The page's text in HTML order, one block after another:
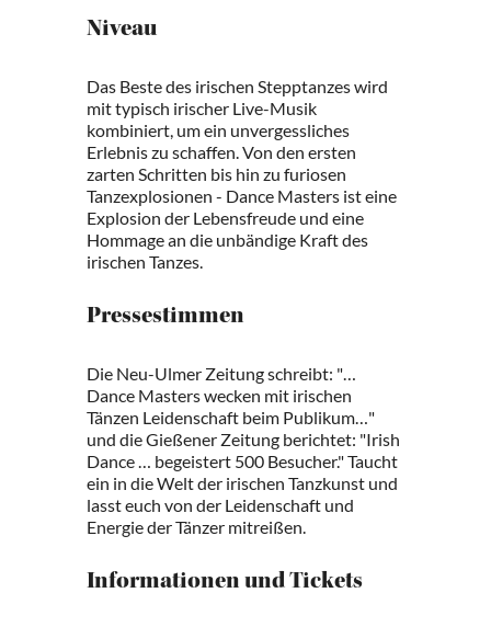
Niveau
Das Beste des irischen Stepptanzes wird
mit typisch irischer Live-Musik
kombiniert, um ein unvergessliches
Erlebnis zu schaffen. Von den ersten
zarten Schritten bis hin zu furiosen
Tanzexplosionen - Dance Masters ist eine
Explosion der Lebensfreude und eine
Hommage an die unbändige Kraft des
irischen Tanzes.
Pressestimmen
Die Neu-Ulmer Zeitung schreibt: "…
Dance Masters wecken mit irischen
Tänzen Leidenschaft beim Publikum…"
und die Gießener Zeitung berichtet: "Irish
Dance … begeistert 500 Besucher." Taucht
ein in die Welt der irischen Tanzkunst und
lasst euch von der Leidenschaft und
Energie der Tänzer mitreißen.
Informationen und Tickets